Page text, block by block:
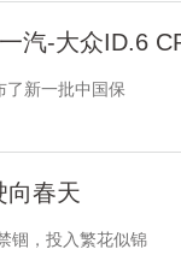
汽-大众ID.6
新一批中国保
向春天
锢，投入繁花似锦